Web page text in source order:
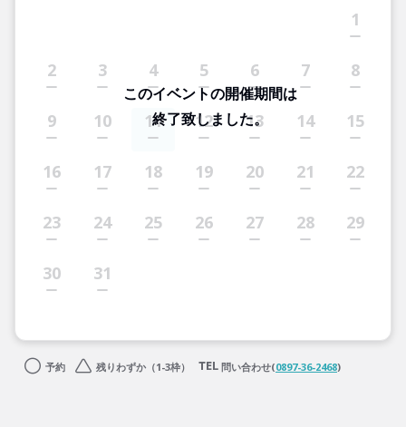
1
2 3 4 5 6 7 8
9 10 11 12 13 14 15
16 17 18 19 20 21 22
23 24 25 26 27 28 29
30 31
このイベントの開催期間は
終了致しました。
予約 残りわずか（1-3枠） 問い合わせ(0897-36-2468)